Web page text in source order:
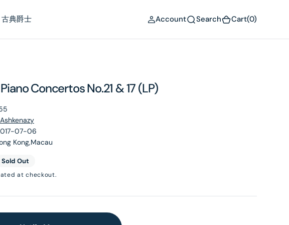
古典爵士 Account Search Cart(0)
Concertos No.21 & 17 (LP)
07-06
Kong,Macau
Sold Out
at checkout.